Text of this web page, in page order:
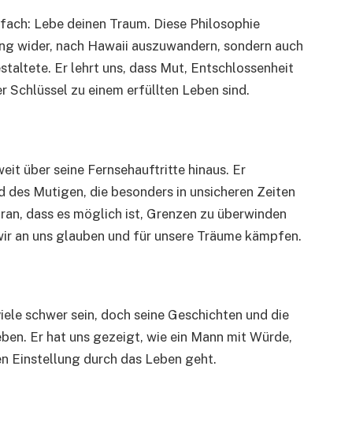
Lebe deinen Traum. Diese Philosophie
wider, nach Hawaii auszuwandern, sondern auch
Er lehrt uns, dass Mut, Entschlossenheit
Schlüssel zu einem erfüllten Leben sind.
über seine Fernsehauftritte hinaus. Er
Mutigen, die besonders in unsicheren Zeiten
dass es möglich ist, Grenzen zu überwinden
an uns glauben und für unsere Träume kämpfen.
schwer sein, doch seine Geschichten und die
Er hat uns gezeigt, wie ein Mann mit Würde,
Einstellung durch das Leben geht.